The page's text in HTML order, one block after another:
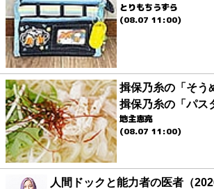
とりもちうずら
(08.07 11:00)
揖保乃糸の「そう
揖保乃糸の「パス
地主恵亮
(08.07 11:00)
人間ドックと能力者の医者（